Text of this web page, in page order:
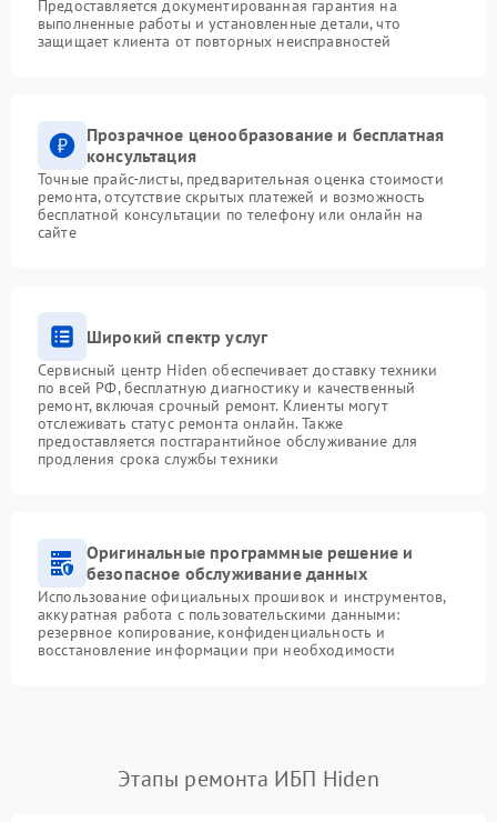
Предоставляется документированная гарантия на
выполненные работы и установленные детали, что
защищает клиента от повторных неисправностей
Прозрачное ценообразование и бесплатная
консультация
Точные прайс-листы, предварительная оценка стоимости
ремонта, отсутствие скрытых платежей и возможность
бесплатной консультации по телефону или онлайн на
сайте
Широкий спектр услуг
Сервисный центр Hiden обеспечивает доставку техники
по всей РФ, бесплатную диагностику и качественный
ремонт, включая срочный ремонт. Клиенты могут
отслеживать статус ремонта онлайн. Также
предоставляется постгарантийное обслуживание для
продления срока службы техники
Оригинальные программные решение и
безопасное обслуживание данных
Использование официальных прошивок и инструментов,
аккуратная работа с пользовательскими данными:
резервное копирование, конфиденциальность и
восстановление информации при необходимости
Этапы ремонта ИБП Hiden